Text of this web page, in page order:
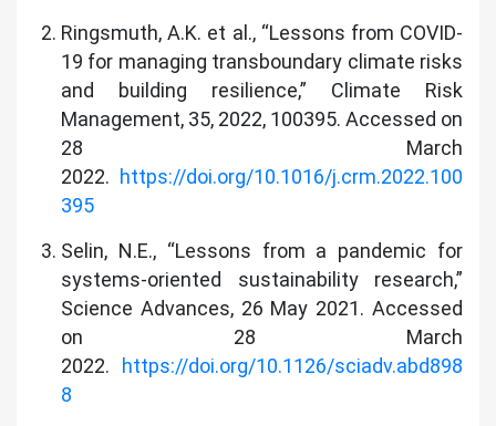
Ringsmuth, A.K. et al., “Lessons from COVID-
19 for managing transboundary climate risks
and building resilience,” Climate Risk
Management, 35, 2022, 100395. Accessed on
28 March
2022. https://doi.org/10.1016/j.crm.2022.100
395
Selin, N.E., “Lessons from a pandemic for
systems-oriented sustainability research,”
Science Advances, 26 May 2021. Accessed
on 28 March
2022. https://doi.org/10.1126/sciadv.abd898
8